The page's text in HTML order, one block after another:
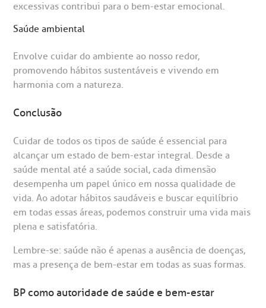
excessivas contribui para o bem-estar emocional.
Saúde ambiental
Envolve cuidar do ambiente ao nosso redor,
promovendo hábitos sustentáveis e vivendo em
harmonia com a natureza.
Conclusão
Cuidar de todos os tipos de saúde é essencial para
alcançar um estado de bem-estar integral. Desde a
saúde mental até a saúde social, cada dimensão
desempenha um papel único em nossa qualidade de
vida. Ao adotar hábitos saudáveis e buscar equilíbrio
em todas essas áreas, podemos construir uma vida mais
plena e satisfatória.
Lembre-se: saúde não é apenas a ausência de doenças,
mas a presença de bem-estar em todas as suas formas.
BP como autoridade de saúde e bem-estar